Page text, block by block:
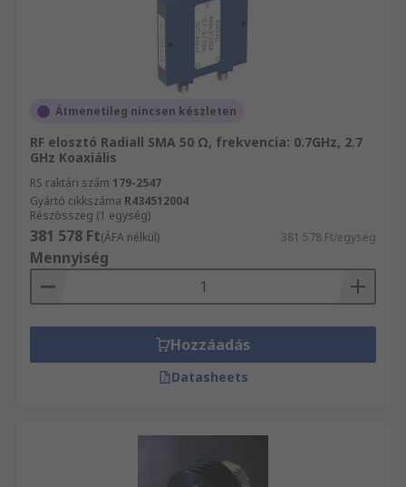
Átmenetileg nincsen készleten
RF elosztó Radiall SMA 50 Ω, frekvencia: 0.7GHz, 2.7
GHz Koaxiális
RS raktári szám 179-2547
Gyártó cikkszáma R434512004
Részösszeg (1 egység)
381 578 Ft(ÁFA nélkül) 381 578 Ft/egység
Mennyiség
Hozzáadás
Datasheets